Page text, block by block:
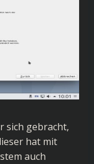
sich gebracht,
hat mit
auch